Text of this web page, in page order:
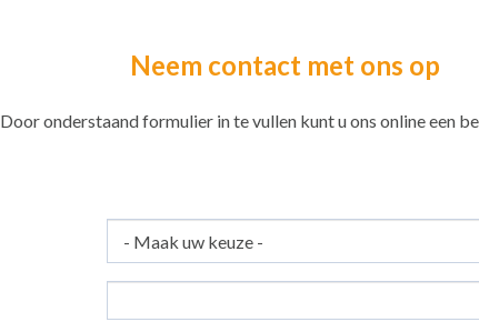
Neem contact met ons op
Door onderstaand formulier in te vullen kunt u ons online een